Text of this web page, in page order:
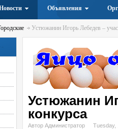
Объявления
Устюжанин Игорь Лебедев –
Устюжанин
конкурса
Автор Администратор Tuesday,